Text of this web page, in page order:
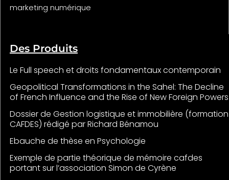
marketing numérique
Des Produits
Le Full speech et droits fondamentaux contemporain
Geopolitical Transformations in the Sahel: The Decline
of French Influence and the Rise of New Foreign Powers
Dossier de Gestion logistique et immobilière (formation
CAFDES) rédigé par Richard Bénamou
Ebauche de thèse en Psychologie
Exemple de partie théorique de mémoire cafdes
portant sur l’association Simon de Cyrène